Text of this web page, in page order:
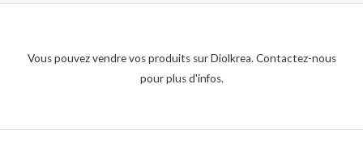
Vous pouvez vendre vos produits sur Diolkrea. Contactez-nous
pour plus d'infos.